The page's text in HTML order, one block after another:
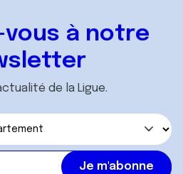
vous à notre
de la Ligue.